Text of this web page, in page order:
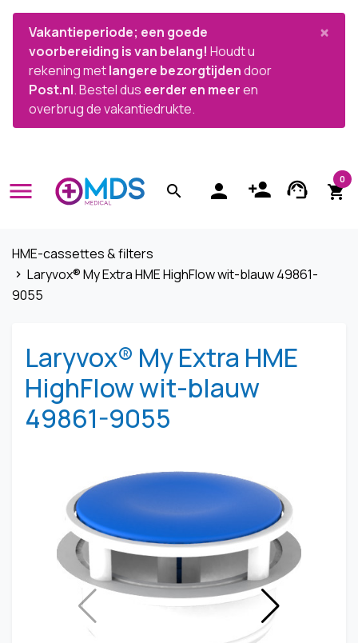
×
Vakantieperiode; een goede
voorbereiding is van belang! Houdt u
rekening metlangere bezorgtijdendoor
Post.nl. Bestel dus eerder en meeren
overbrug de vakantiedrukte.
menu search person person_add support_agent shopping_cart
0
HME-cassettes & filters
navigate_next Laryvox® My Extra HME HighFlow wit-blauw 49861-
9055
Laryvox® My Extra HME
HighFlow wit-blauw
49861-9055

